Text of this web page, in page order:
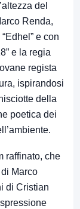
del
Renda,
e con
e la regia
regista
ispirandosi
della
poetica dei
raffinato, che
Marco
di Cristian